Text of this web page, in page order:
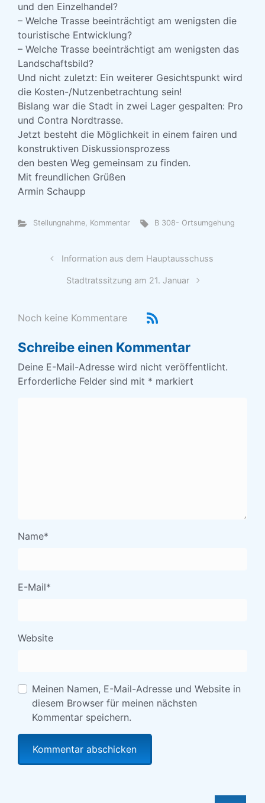
und den Einzelhandel?
– Welche Trasse beeinträchtigt am wenigsten die
touristische Entwicklung?
– Welche Trasse beeinträchtigt am wenigsten das
Landschaftsbild?
Und nicht zuletzt: Ein weiterer Gesichtspunkt wird
die Kosten-/Nutzenbetrachtung sein!
Bislang war die Stadt in zwei Lager gespalten: Pro
und Contra Nordtrasse.
Jetzt besteht die Möglichkeit in einem fairen und
konstruktiven Diskussionsprozess
den besten Weg gemeinsam zu finden.
Mit freundlichen Grüßen
Armin Schaupp
Stellungnahme, Kommentar B 308- Ortsumgehung
Information aus dem Hauptausschuss
Stadtratssitzung am 21. Januar
Noch keine Kommentare
Schreibe einen Kommentar
Deine E-Mail-Adresse wird nicht veröffentlicht.
Erforderliche Felder sind mit * markiert
Name*
E-Mail*
Website
Meinen Namen, E-Mail-Adresse und Website in
diesem Browser für meinen nächsten
Kommentar speichern.